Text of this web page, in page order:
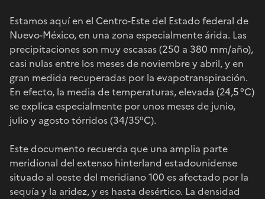
Estamos aquí en el Centro-Este del Estado federal de
Nuevo-México, en una zona especialmente árida. Las
precipitaciones son muy escasas (250 a 380 mm/año),
casi nulas entre los meses de noviembre y abril, y en
gran medida recuperadas por la evapotranspiración.
En efecto, la media de temperaturas, elevada (24,5 °C)
se explica especialmente por unos meses de junio,
julio y agosto tórridos (34/35°C).
Este documento recuerda que una amplia parte
meridional del extenso hinterland estadounidense
situado al oeste del meridiano 100 es afectado por la
sequía y la aridez, y es hasta desértico. La densidad